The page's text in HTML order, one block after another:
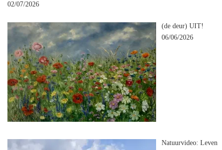
02/07/2026
(de deur) UIT!
06/06/2026
Natuurvideo: Leven